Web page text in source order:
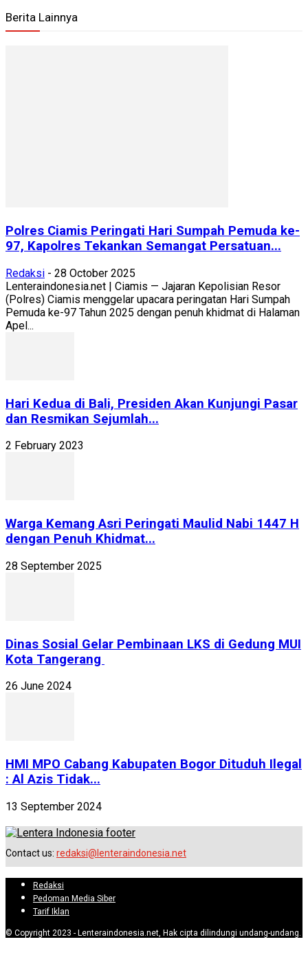
Berita Lainnya
Polres Ciamis Peringati Hari Sumpah Pemuda ke-
97, Kapolres Tekankan Semangat Persatuan...
Redaksi - 28 October 2025
Lenteraindonesia.net | Ciamis — Jajaran Kepolisian Resor
(Polres) Ciamis menggelar upacara peringatan Hari Sumpah
Pemuda ke-97 Tahun 2025 dengan penuh khidmat di Halaman
Apel...
Hari Kedua di Bali, Presiden Akan Kunjungi Pasar
dan Resmikan Sejumlah...
2 February 2023
Warga Kemang Asri Peringati Maulid Nabi 1447 H
dengan Penuh Khidmat...
28 September 2025
Dinas Sosial Gelar Pembinaan LKS di Gedung MUI
Kota Tangerang
26 June 2024
HMI MPO Cabang Kabupaten Bogor Dituduh Ilegal
: Al Azis Tidak...
13 September 2024
Contact us: redaksi@lenteraindonesia.net
Redaksi
Pedoman Media Siber
Tarif Iklan
© Copyright 2023 - Lenteraindonesia.net, Hak cipta dilindungi undang-undang.